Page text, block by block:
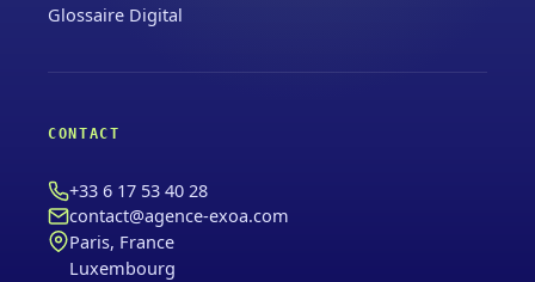
Glossaire Digital
CONTACT
+33 6 17 53 40 28
contact@agence-exoa.com
Paris, France
Luxembourg